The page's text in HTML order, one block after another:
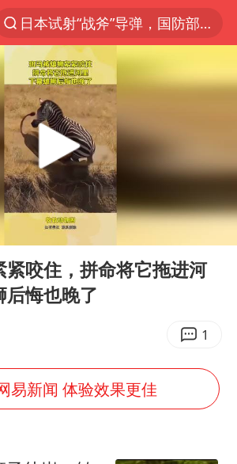
日本试射“战斧”导弹，国防部回应
东航：国内客票提前14天免费退改
台风白海豚中心风力增强
向鹏0-3不敌张本智和
百花奖开幕式
四川宜宾高县4.9级地震致1死
“新疆阿勒泰八月能滑雪”不实
刘国正说向鹏打得很窝囊
我国外贸延续良好增长态势
宇树科技中一签需缴款7.54万元
紧咬住，拼命将它拖进河
悔也晚了
1
易新闻 体验效果更佳